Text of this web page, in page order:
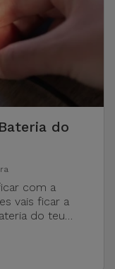
do
com a
vais ficar a
do teu